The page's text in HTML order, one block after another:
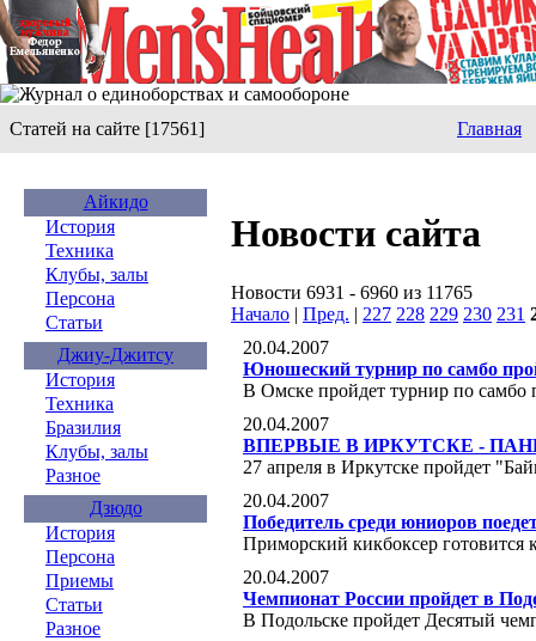
Статей на сайте [17561] Главная
Айкидо
История
Техника
Клубы, залы
Персона
Статьи
Джиу-Джитсу
История
Техника
Бразилия
Клубы, залы
Разное
Дзюдо
История
Персона
Приемы
Статьи
Разное
Новости сайта
Новости 6931 - 6960 из 11765
Начало | Пред. | 227 228 229 230 231
20.04.2007
Юношеский турнир по самбо
В Омске пройдет турнир по
20.04.2007
ВПЕРВЫЕ В ИРКУТСКЕ -
27 апреля в Иркутске пройдет
20.04.2007
Победитель среди юниоров
Приморский кикбоксер готовится
20.04.2007
Чемпионат России пройдет в
В Подольске пройдет Десятый